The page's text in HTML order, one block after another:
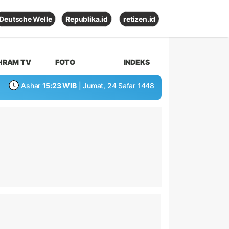
Deutsche Welle Republika.id retizen.id
TV FOTO INDEKS
Ashar 15:23 WIB | Jumat, 24 Safar 1448